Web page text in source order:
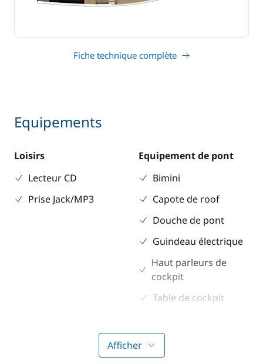
Fiche technique complète
Equipements
Loisirs
Lecteur CD
Prise Jack/MP3
Equipement de pont
Bimini
Capote de roof
Douche de pont
Guindeau électrique
Haut parleurs de
cockpit
Table de cockpit
Divers
Equipement de
Afficher